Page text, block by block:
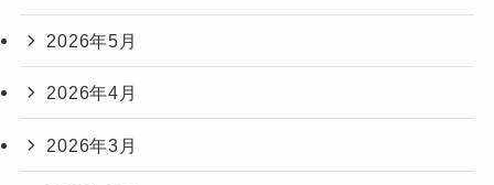
2026年5月
2026年4月
2026年3月